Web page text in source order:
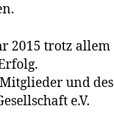
2015 trotz allem
und des
e.V.